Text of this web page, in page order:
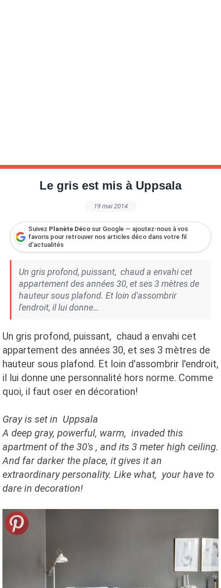
Le gris est mis à Uppsala
19 mai 2014
Suivez Planète Déco sur Google — ajoutez-nous à vos
favoris pour retrouver nos articles déco dans votre fil
d'actualités
Un gris profond, puissant, chaud a envahi cet
appartement des années 30, et ses 3 mètres de
hauteur sous plafond. Et loin d'assombrir
l'endroit, il lui donne…
Un gris profond, puissant, chaud a envahi cet
appartement des années 30, et ses 3 mètres de
hauteur sous plafond. Et loin d'assombrir l'endroit,
il lui donne une personnalité hors norme. Comme
quoi, il faut oser en décoration!
Gray is set in ​​Uppsala
A deep gray, powerful, warm, invaded this
apartment of the 30's , and its 3 meter high ceiling.
And far darker the place, it gives it an
extraordinary personality. Like what, your have to
dare in decoration!